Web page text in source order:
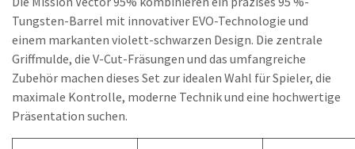
Tungsten-Barrel mit innovativer EVO-Technologie und
einem markanten violett-schwarzen Design. Die zentrale
Griffmulde, die V-Cut-Fräsungen und das umfangreiche
Zubehör machen dieses Set zur idealen Wahl für Spieler, die
maximale Kontrolle, moderne Technik und eine hochwertige
Präsentation suchen.